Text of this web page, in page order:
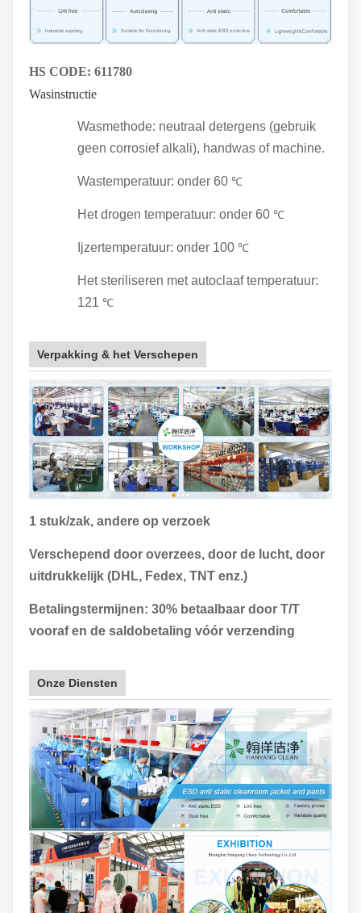
HS CODE: 611780
Wasinstructie
Wasmethode: neutraal detergens (gebruik
geen corrosief alkali), handwas of machine.
Wastemperatuur: onder 60 ℃
Het drogen temperatuur: onder 60 ℃
Ijzertemperatuur: onder 100 ℃
Het steriliseren met autoclaaf temperatuur:
121 ℃
Verpakking & het Verschepen
1 stuk/zak, andere op verzoek
Verschepend door overzees, door de lucht, door
uitdrukkelijk (DHL, Fedex, TNT enz.)
Betalingstermijnen: 30% betaalbaar door T/T
vooraf en de saldobetaling vóór verzending
Onze Diensten